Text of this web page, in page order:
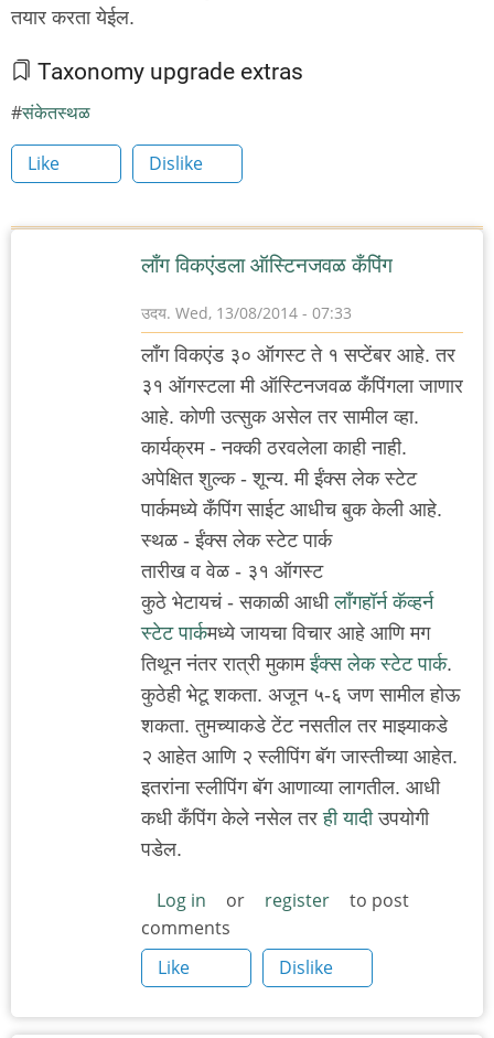
तयार करता येईल.
Taxonomy upgrade extras
संकेतस्थळ
Like Dislike
लाँग विकएंडला ऑस्टिनजवळ कँपिंग
उदय. Wed, 13/08/2014 - 07:33
लाँग विकएंड ३० ऑगस्ट ते १ सप्टेंबर आहे. तर
३१ ऑगस्टला मी ऑस्टिनजवळ कँपिंगला जाणार
आहे. कोणी उत्सुक असेल तर सामील व्हा.
कार्यक्रम - नक्की ठरवलेला काही नाही.
अपेक्षित शुल्क - शून्य. मी ईंक्स लेक स्टेट
पार्कमध्ये कँपिंग साईट आधीच बुक केली आहे.
स्थळ - ईंक्स लेक स्टेट पार्क
तारीख व वेळ - ३१ ऑगस्ट
कुठे भेटायचं - सकाळी आधीलाँगहॉर्न कॅव्हर्न
स्टेट पार्कमध्ये जायचा विचार आहे आणि मग
तिथून नंतर रात्री मुकामईंक्स लेक स्टेट पार्क.
कुठेही भेटू शकता. अजून ५-६ जण सामील होऊ
शकता. तुमच्याकडे टेंट नसतील तर माझ्याकडे
२ आहेत आणि २ स्लीपिंग बॅग जास्तीच्या आहेत.
इतरांना स्लीपिंग बॅग आणाव्या लागतील. आधी
कधी कँपिंग केले नसेल तरही यादीउपयोगी
पडेल.
Log in or register
to post
comments
Like
Dislike